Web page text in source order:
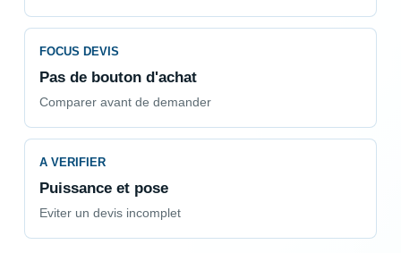
FOCUS DEVIS
Pas de bouton d'achat
Comparer avant de demander
A VERIFIER
Puissance et pose
Eviter un devis incomplet